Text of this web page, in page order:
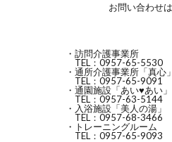
お問い合わせ
・訪問介護事業所
TEL：0957-65-5530
・通所介護事業所「真心」
TEL：0957-65-9091
・通園施設「あい♥あい」
TEL：0957-63-5144
・入浴施設「美人の湯」
TEL：0957-68-3466
・トレーニングルーム
TEL：0957-65-9093